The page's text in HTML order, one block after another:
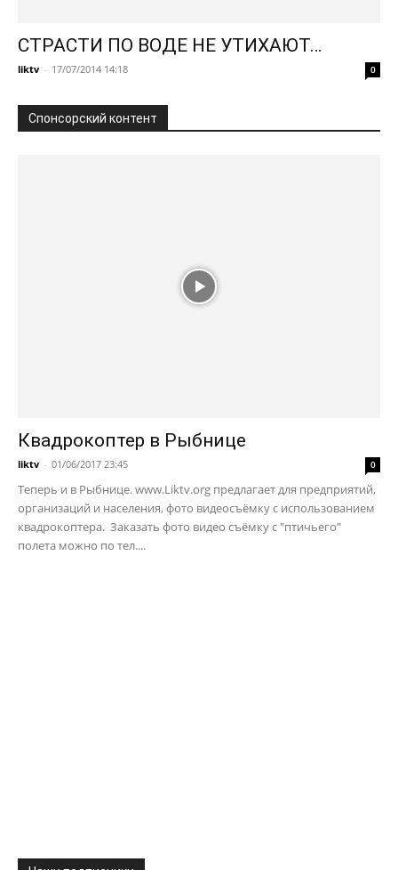
СТРАСТИ ПО ВОДЕ НЕ УТИХАЮТ…
liktv - 17/07/2014 14:18 0
Спонсорский контент
Квадрокоптер в Рыбнице
liktv - 01/06/2017 23:45 0
Теперь и в Рыбнице. www.Liktv.org предлагает для предприятий,
организаций и населения, фото видеосъёмку с использованием
квадрокоптера. Заказать фото видео съёмку с "птичьего"
полета можно по тел....